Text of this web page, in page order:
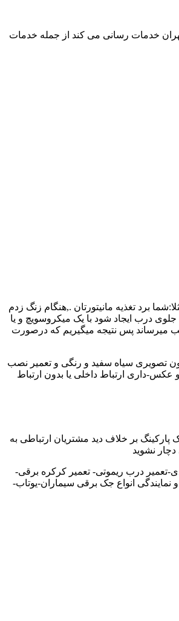
خدمات رسانی می کند از جمله خدمات
برد تغذیه مانیتورتان .,هنگام زنگ زدم
درب ایجاد شود با یک میکروسویچ و یا
میرساند پس نتیجه میگیریم که درصورت
تصویری سیاه سفید و رنگی و تعمیر نصب
داری ارتباط داخلی یا بدون ارتباط
بر خلاف دید مشتریان ارتباطی به
دچار نشوید
تعمیر درب ریموتی- تعمیر کرکره برقی-
نمایندگی انواع جک برقی سیماران-یوتاب-